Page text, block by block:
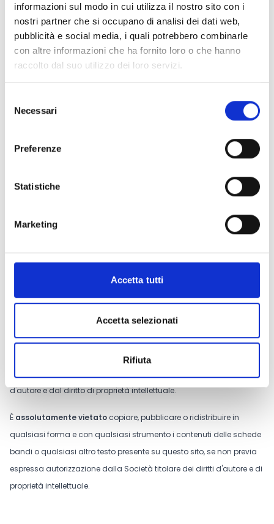
informazioni sul modo in cui utilizza il nostro sito con i
nostri partner che si occupano di analisi dei dati web,
pubblicità e social media, i quali potrebbero combinarle
con altre informazioni che ha fornito loro o che hanno
raccolto dal suo utilizzo dei loro servizi.
delNecessari
Preferenze
Statistiche
Marketing
Accetta tutti
Accetta selezionati
Rifiuta
Consigli degli esperti
Il testo selezionato saràallestito e messo in scena
nell’anno scolastico 2026/27 da una classe o
collaborazione con la Fondazione Carlo Marchi.
seguenti recapiti:
CONDIVIDI
Conosci Obiettivo Europa?
Tutti i contenuti riportati su questo sito web sono di proprietà
d'autore e dal diritto di proprietà intellettuale.
È assolutamente vietato copiare, pubblicare o ridistribuire in
qualsiasi forma e con qualsiasi strumento i contenuti delle schede
bandi o qualsiasi altro testo presente su questo sito, se non previa
espressa autorizzazione dalla Società titolare dei diritti d'autore e di
proprietà intellettuale.